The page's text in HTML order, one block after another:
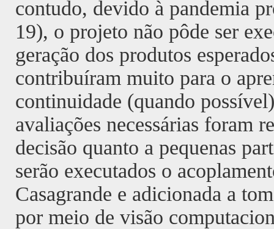
contudo, devido à pandemia
19), o projeto não pôde ser
geração dos produtos
contribuíram muito para o
continuidade (quando
avaliações necessárias foram
decisão quanto a pequenas
serão executados o
Casagrande e adicionada a
por meio de visão